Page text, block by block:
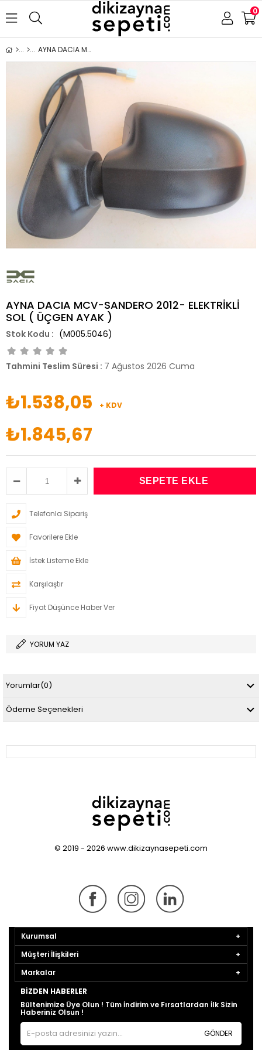
0
AYNA DACIA MCV-SANDERO 2012- ELEKTRİKLİ SOL ( ÜÇGEN AYAK )
AYNA DACIA MCV-SANDERO 2012- ELEKTRİKLİ
SOL ( ÜÇGEN AYAK )
(M005.5046)
Tahmini Teslim Süresi : 7 Ağustos 2026 Cuma
₺1.538,05 + KDV
₺1.845,67
Telefonla Sipariş
Favorilere Ekle
İstek Listeme Ekle
Karşılaştır
Fiyat Düşünce Haber Ver
YORUM YAZ
Yorumlar(0)
Ödeme Seçenekleri
© 2019 - 2026 www.dikizaynasepeti.com
Kurumsal
Müşteri İlişkileri
Markalar
BIZDEN HABERLER
Bültenimize Üye Olun ! Tüm İndirim ve Fırsatlardan İlk Sizin
Haberiniz Olsun !
GÖNDER